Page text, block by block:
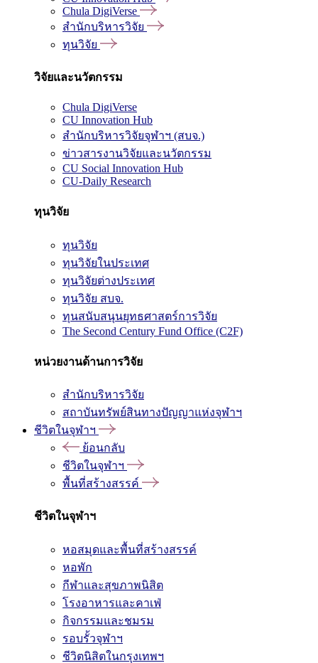
Chula DigiVerse
สำนักบริหารวิจัย
ทุนวิจัย
วิจัยและนวัตกรรม
Chula DigiVerse
CU Innovation Hub
สำนักบริหารวิจัยจุฬาฯ (สบจ.)
ข่าวสารงานวิจัยและนวัตกรรม
CU Social Innovation Hub
CU-Daily Research
ทุนวิจัย
ทุนวิจัย
ทุนวิจัยในประเทศ
ทุนวิจัยต่างประเทศ
ทุนวิจัย สบจ.
ทุนสนับสนุนยุทธศาสตร์การวิจัย
The Second Century Fund Office (C2F)
หน่วยงานด้านการวิจัย
สำนักบริหารวิจัย
สถาบันทรัพย์สินทางปัญญาแห่งจุฬาฯ
ชีวิตในจุฬาฯ
ย้อนกลับ
ชีวิตในจุฬาฯ
พื้นที่สร้างสรรค์
ชีวิตในจุฬาฯ
หอสมุดและพื้นที่สร้างสรรค์
หอพัก
กีฬาและสุขภาพนิสิต
โรงอาหารและคาเฟ่
กิจกรรมและชมรม
รอบรั้วจุฬาฯ
ชีวิตนิสิตในกรุงเทพฯ